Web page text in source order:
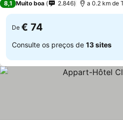
8,1 Muito boa 2.846 a 0.2 km de
De € 74
Consulte os preços de 13 sites